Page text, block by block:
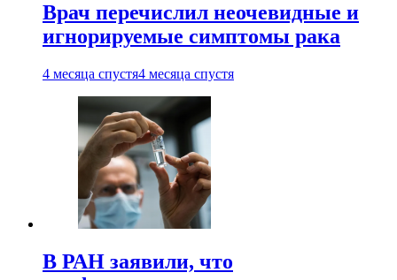
Врач перечислил неочевидные и
игнорируемые симптомы рака
4 месяца спустя4 месяца спустя
В РАН заявили, что